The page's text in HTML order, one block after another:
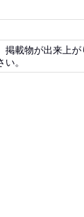
載物が出来上
。